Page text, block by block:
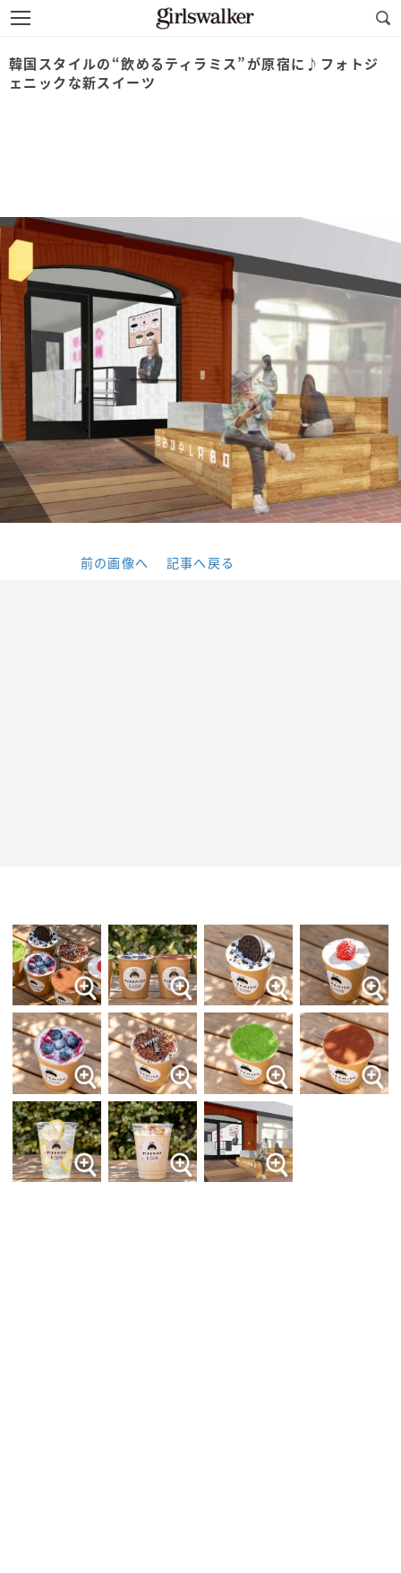
韓国スタイルの“飲めるティラミス”が原宿に♪フォトジ
ェニックな新スイーツ
前の画像へ 記事へ戻る